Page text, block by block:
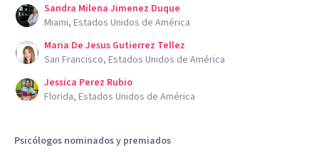
Sandra Milena Jimenez Duque
Miami, Estados Unidos de América
Maria De Jesus Gutierrez Tellez
San Francisco, Estados Unidos de América
Jessica Perez Rubio
Florida, Estados Unidos de América
Psicólogos nominados y premiados